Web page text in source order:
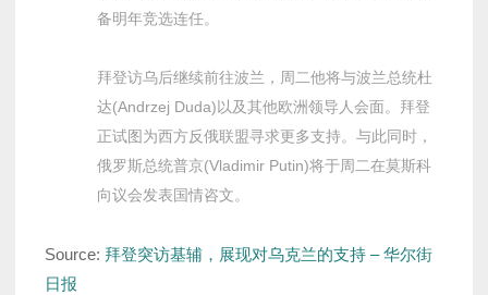
备明年竞选连任。
拜登访乌后继续前往波兰，周二他将与波兰总统杜
达(Andrzej Duda)以及其他欧洲领导人会面。拜登
正试图为西方反俄联盟寻求更多支持。与此同时，
俄罗斯总统普京(Vladimir Putin)将于周二在莫斯科
向议会发表国情咨文。
Source: 拜登突访基辅，展现对乌克兰的支持 – 华尔街
日报